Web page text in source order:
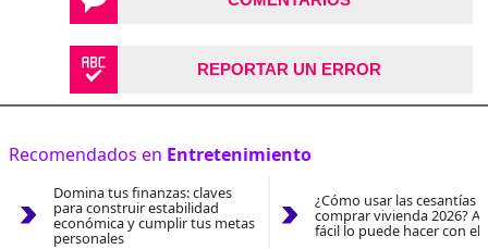
REPORTAR UN ERROR
Recomendados en Entretenimiento
Domina tus finanzas: claves
para construir estabilidad
económica y cumplir tus metas
personales
¿Cómo usar las cesantías
comprar vivienda 2026?
fácil lo puede hacer con el